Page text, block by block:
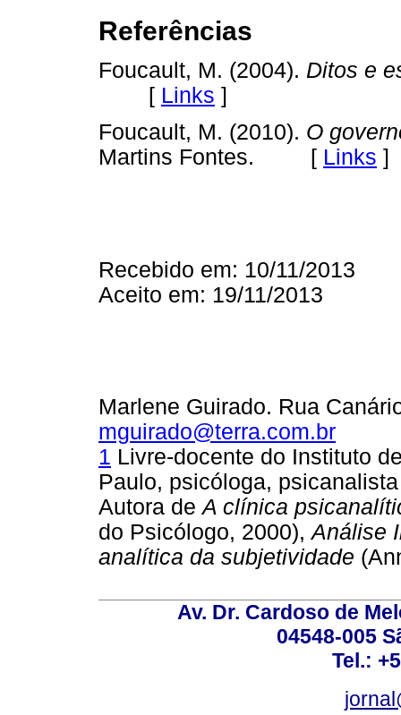
Referências
Foucault, M. (2004). Ditos e
[ Links ]
Foucault, M. (2010). O
Martins Fontes. [ Links ]
Recebido em: 10/11/2013
Aceito em: 19/11/2013
Marlene Guirado. Rua
mguirado@terra.com.br
1 Livre-docente do Instituto
Paulo, psicóloga,
Autora deA clínica
do Psicólogo, 2000),Análise
analítica da subjetividade
Av. Dr. Cardoso de
04548-005
Tel.: